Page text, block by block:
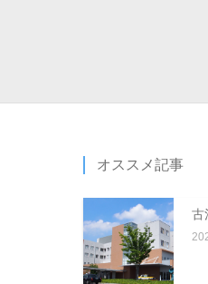
オススメ記事
古